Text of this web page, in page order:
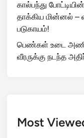
கால்பந்து
தாக்கிய மின்னல் –
படுகாயம்!
பெண்கள் உடை
வீரருக்கு நடந்த
Most